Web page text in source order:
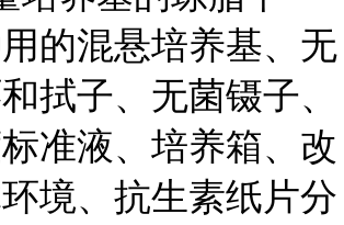
的混悬培养基、无
拭子、无菌镊子、
准液、培养箱、改
境、抗生素纸片分